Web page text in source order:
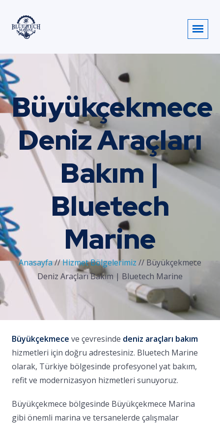
Büyükçekmece
Deniz Araçları
Bakım |
Bluetech
Marine
Anasayfa//Hizmet Bölgelerimiz // Büyükçekmece
Deniz Araçları Bakım | Bluetech Marine
Büyükçekmece ve çevresinde deniz araçları bakım
hizmetleri için doğru adrestesiniz. Bluetech Marine
olarak, Türkiye bölgesinde profesyonel yat bakım,
refit ve modernizasyon hizmetleri sunuyoruz.
Büyükçekmece bölgesinde Büyükçekmece Marina
gibi önemli marina ve tersanelerde çalışmalar